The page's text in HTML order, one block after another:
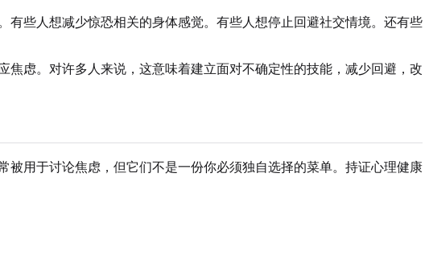
些人想减少惊恐相关的身体感觉。有些人想停止回避社交情境。还有些
虑。对许多人来说，这意味着建立面对不确定性的技能，减少回避，改
用于讨论焦虑，但它们不是一份你必须独自选择的菜单。持证心理健康